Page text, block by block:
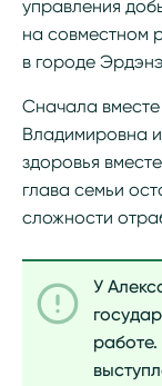
управления
на совместном
в городе
Сначала
Владимировна
здоровья
глава семьи
сложности
У